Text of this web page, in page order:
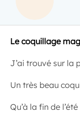
Le coquillage
J’ai trouvé sur la
Un très beau
Qu’à la fin de l’été